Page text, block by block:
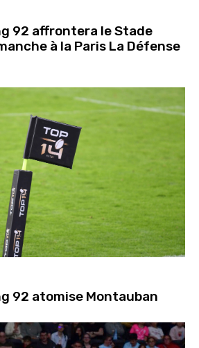
92 affrontera le Stade
à la Paris La Défense
92 atomise Montauban